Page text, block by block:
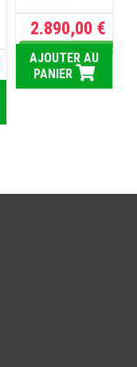
2.890,00 €
Dispo sous 5 jours ouvrés
AJOUTER AU
PANIER